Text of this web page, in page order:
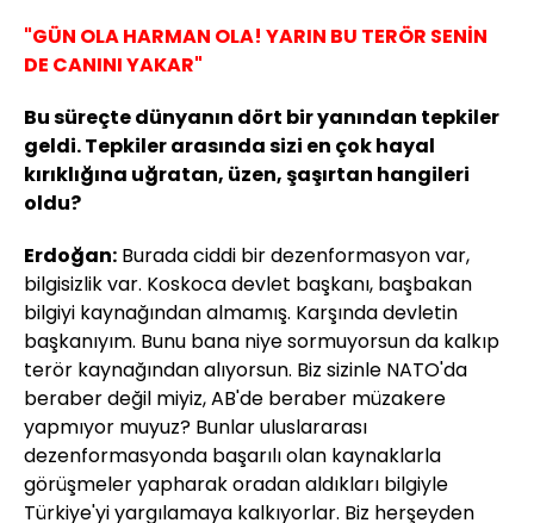
"GÜN OLA HARMAN OLA! YARIN BU TERÖR SENİN
DE CANINI YAKAR"
Bu süreçte dünyanın dört bir yanından tepkiler
geldi. Tepkiler arasında sizi en çok hayal
kırıklığına uğratan, üzen, şaşırtan hangileri
oldu?
Erdoğan: Burada ciddi bir dezenformasyon var,
bilgisizlik var. Koskoca devlet başkanı, başbakan
bilgiyi kaynağından almamış. Karşında devletin
başkanıyım. Bunu bana niye sormuyorsun da kalkıp
terör kaynağından alıyorsun. Biz sizinle NATO'da
beraber değil miyiz, AB'de beraber müzakere
yapmıyor muyuz? Bunlar uluslararası
dezenformasyonda başarılı olan kaynaklarla
görüşmeler yapharak oradan aldıkları bilgiyle
Türkiye'yi yargılamaya kalkıyorlar. Biz herşeyden